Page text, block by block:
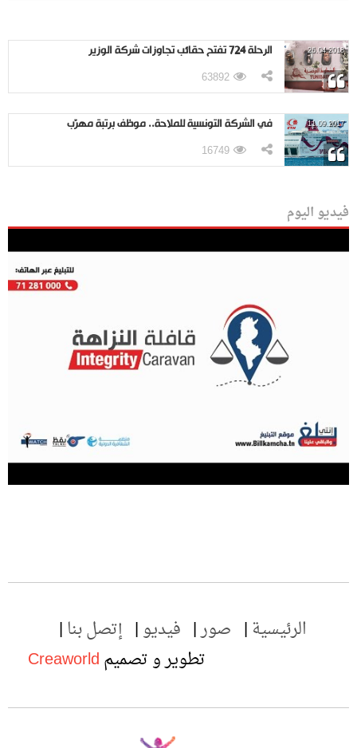
26.04.2018 الرحلة 724 تفتح حقائب تجاوزات شركة الوزير
63892
11.09.2017 في الشركة التونسية للملاحة.. موظف برتبة مهرّب
16749
فيديو اليوم
الرئيسية صور فيديو
إتصل بنا
تطوير و تصميمCreaworld